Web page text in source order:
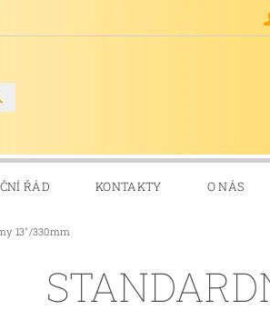
ŘÁD KONTAKTY O NÁS
13"/330mm